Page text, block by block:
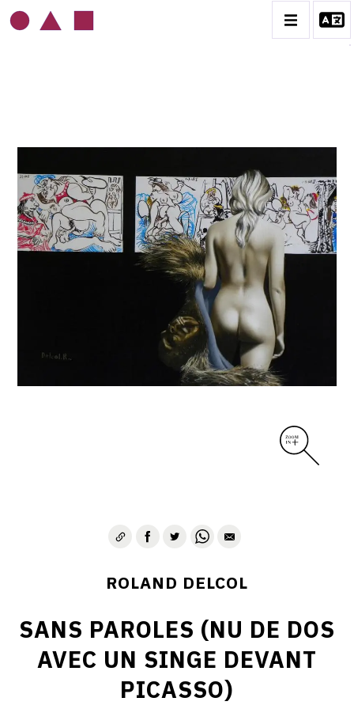
ROLAND DELCOL
BIOGRAPHIE
CATALOGUE DES OEUVRES
CONTACT
ROLAND DELCOL
SANS PAROLES (NU DE DOS
AVEC UN SINGE DEVANT
PICASSO)